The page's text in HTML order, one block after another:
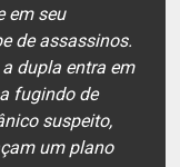
em seu
de assassinos.
dupla entra em
fugindo de
suspeito,
um plano